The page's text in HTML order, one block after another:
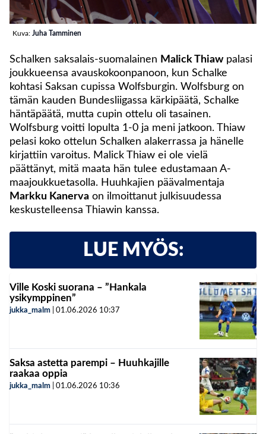
Kuva: Juha Tamminen
Schalken saksalais-suomalainen Malick Thiawpalasi
joukkueensa avauskokoonpanoon, kun Schalke
kohtasi Saksan cupissa Wolfsburgin. Wolfsburg on
tämän kauden Bundesliigassa kärkipäätä, Schalke
häntäpäätä, mutta cupin ottelu oli tasainen.
Wolfsburg voitti lopulta 1-0 ja meni jatkoon. Thiaw
pelasi koko ottelun Schalken alakerrassa ja hänelle
kirjattiin varoitus. Malick Thiaw ei ole vielä
päättänyt, mitä maata hän tulee edustamaan A-
maajoukkuetasolla. Huuhkajien päävalmentaja
Markku Kanerva on ilmoittanut julkisuudessa
keskustelleensa Thiawin kanssa.
LUE MYÖS:
Ville Koski suorana – ”Hankala
ysikymppinen”
jukka_malm 01.06.2026 10:37
Saksa astetta parempi – Huuhkajille
raakaa oppia
jukka_malm 01.06.2026 10:36